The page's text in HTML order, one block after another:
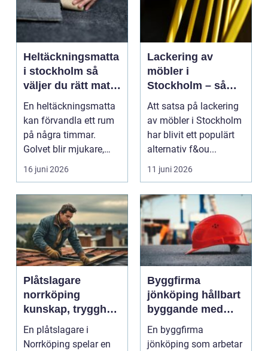
Heltäckningsmatta
i stockholm så
väljer du rätt matta
till hem och kontor
En heltäckningsmatta
kan förvandla ett rum
på några timmar.
Golvet blir mjukare,
ljudnivån sjunker o...
16 juni 2026
Lackering av
möbler i
Stockholm – så
förnyar du hemmet
med professionell
möbellackering
Att satsa på lackering
av möbler i Stockholm
har blivit ett populärt
alternativ f&ou...
11 juni 2026
Plåtslagare
norrköping
kunskap, trygghet
och hållbara
taklösningar
En plåtslagare i
Norrköping spelar en
Byggfirma
jönköping hållbart
byggande med
fokus på trä
En byggfirma
jönköping som arbetar